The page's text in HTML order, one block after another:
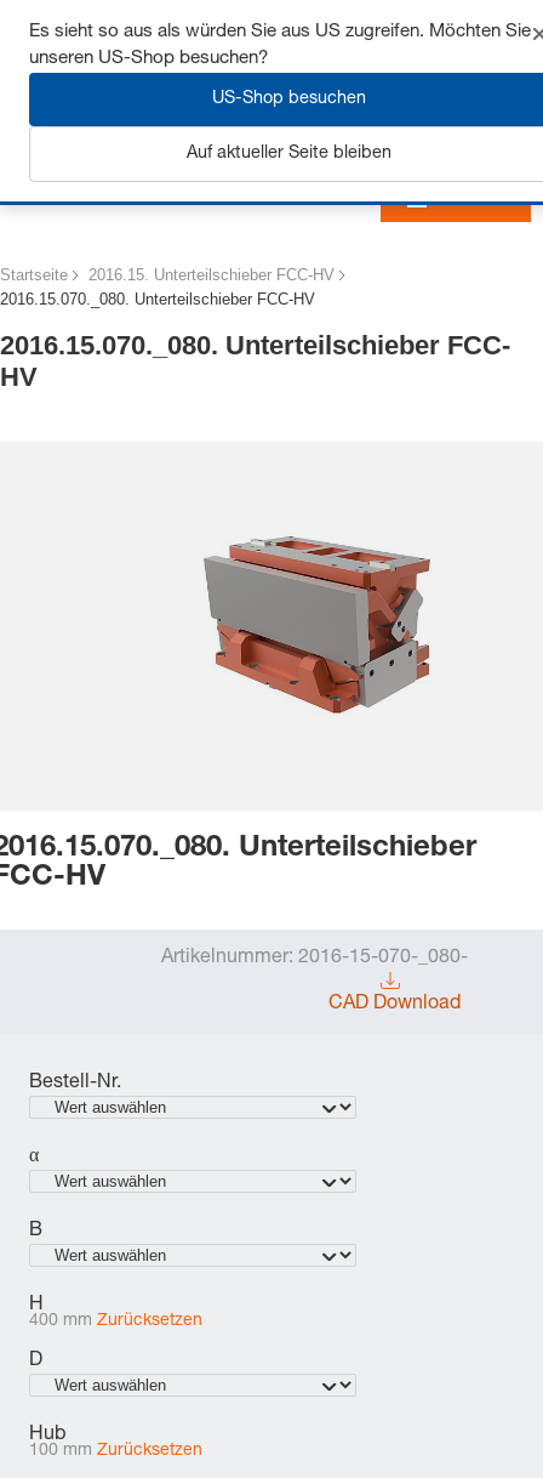
Sichern Sie sich bis zu 7% Rabatt - hier klicken um
mehr zu erfahren
Startseite
2016.15. Unterteilschieber FCC-HV
2016.15.070._080. Unterteilschieber FCC-HV
2016.15.070._080. Unterteilschieber FCC-
HV
Unterteilschieber
HV
Artikelnummer: 2016-15-070-_080-
CAD Download
Bestell-Nr.
α
B
H
400 mm Zurücksetzen
D
Hub
100 mm Zurücksetzen
Es sieht so aus als würden Sie aus US zugreifen. Möchten Sie
unseren US-Shop besuchen?
US-Shop besuchen
Auf aktueller Seite bleiben